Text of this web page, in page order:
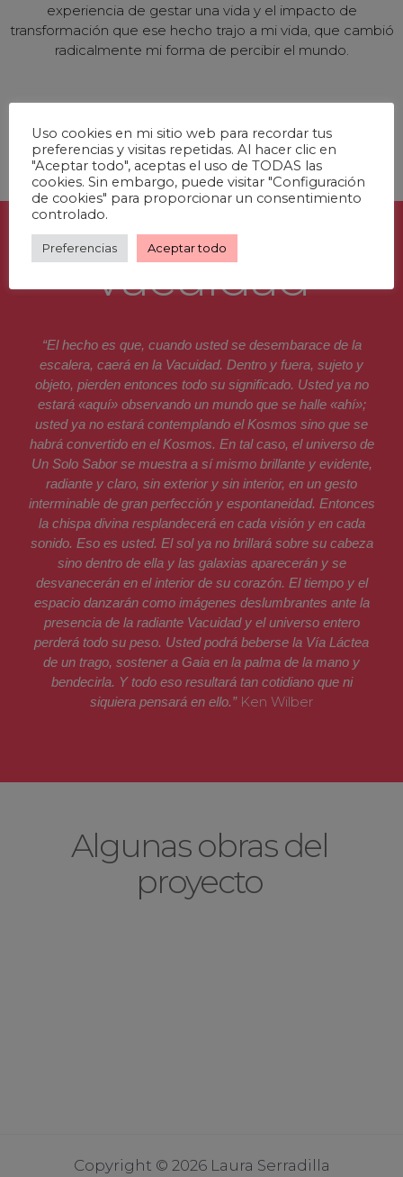
experiencia de gestar una vida y el impacto de
transformación que ese hecho trajo a mi vida, que cambió
radicalmente mi forma de percibir el mundo.
Vacuidad
“El hecho es que, cuando usted se desembarace de la
escalera, caerá en la Vacuidad. Dentro y fuera, sujeto y
objeto, pierden entonces todo su significado. Usted ya no
estará «aquí» observando un mundo que se halle «ahí»;
usted ya no estará contemplando el Kosmos sino que se
habrá convertido en el Kosmos. En tal caso, el universo de
Un Solo Sabor se muestra a sí mismo brillante y evidente,
radiante y claro, sin exterior y sin interior, en un gesto
interminable de gran perfección y espontaneidad. Entonces
la chispa divina resplandecerá en cada visión y en cada
sonido. Eso es usted. El sol ya no brillará sobre su cabeza
sino dentro de ella y las galaxias aparecerán y se
desvanecerán en el interior de su corazón. El tiempo y el
espacio danzarán como imágenes deslumbrantes ante la
presencia de la radiante Vacuidad y el universo entero
perderá todo su peso. Usted podrá beberse la Vía Láctea
de un trago, sostener a Gaia en la palma de la mano y
bendecirla. Y todo eso resultará tan cotidiano que ni
siquiera pensará en ello.”Ken Wilber
Algunas obras del
proyecto
Copyright © 2026 Laura Serradilla
Uso cookies en mi sitio web para recordar tus
preferencias y visitas repetidas. Al hacer clic en
"Aceptar todo", aceptas el uso de TODAS las
cookies. Sin embargo, puede visitar "Configuración
de cookies" para proporcionar un consentimiento
controlado.
Preferencias Aceptar todo